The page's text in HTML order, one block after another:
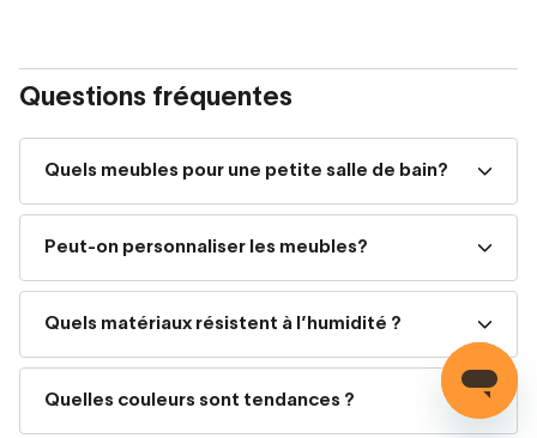
idéaux pour grands espaces ou pour ceux qui
Meubles auxiliaires:optimisent l’espace et
permettent de tout organiser sans surcharger la
pièce.
Que vous recherchiez des meubles modernes,
minimalistes, économiques ou design premium, notre
expert vous guide comme s’il était chez vous
, pour
Questions fréquentes
Quels meubles pour une petite salle de bain?
Peut-on personnaliser les meubles?
Quels matériaux résistent à l’humidité ?
Quelles couleurs sont tendances ?